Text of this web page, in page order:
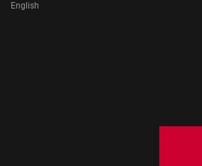
English